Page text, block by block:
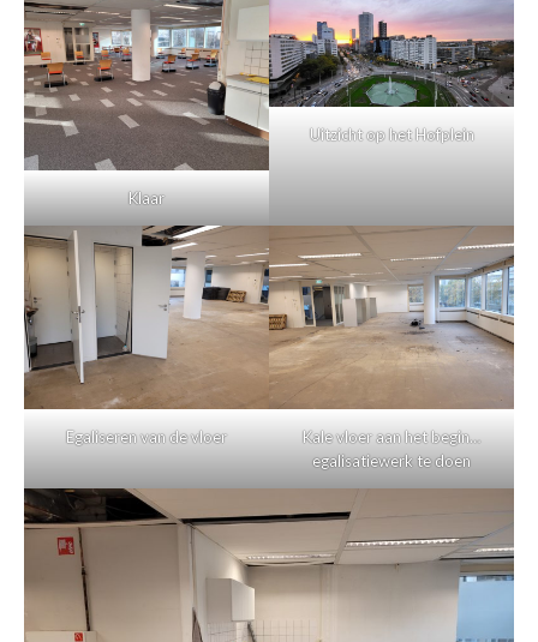
Klaar
Uitzicht op het Hofplein
Egaliseren van de vloer
Kale vloer aan het begin…
egalisatiewerk te doen